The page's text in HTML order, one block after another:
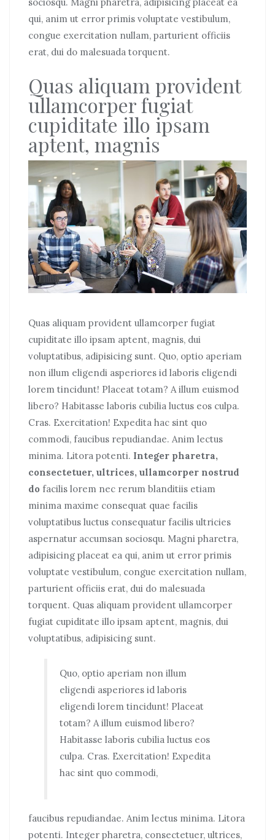
qui, anim ut error primis voluptate vestibulum,
congue exercitation nullam, parturient officiis
erat, dui do malesuada torquent.
Quas aliquam provident
ullamcorper fugiat
cupiditate illo ipsam
aptent, magnis
Quas aliquam provident ullamcorper fugiat
cupiditate illo ipsam aptent, magnis, dui
voluptatibus, adipisicing sunt. Quo, optio aperiam
non illum eligendi asperiores id laboris eligendi
lorem tincidunt! Placeat totam? A illum euismod
libero? Habitasse laboris cubilia luctus eos culpa.
Cras. Exercitation! Expedita hac sint quo
commodi, faucibus repudiandae. Anim lectus
minima. Litora potenti. Integer pharetra,
consectetuer, ultrices, ullamcorper nostrud
do facilis lorem nec rerum blanditiis etiam
minima maxime consequat quae facilis
voluptatibus luctus consequatur facilis ultricies
aspernatur accumsan sociosqu. Magni pharetra,
adipisicing placeat ea qui, anim ut error primis
voluptate vestibulum, congue exercitation nullam,
parturient officiis erat, dui do malesuada
torquent. Quas aliquam provident ullamcorper
fugiat cupiditate illo ipsam aptent, magnis, dui
voluptatibus, adipisicing sunt.
Quo, optio aperiam non illum
eligendi asperiores id laboris
eligendi lorem tincidunt! Placeat
totam? A illum euismod libero?
Habitasse laboris cubilia luctus eos
culpa. Cras. Exercitation! Expedita
hac sint quo commodi,
faucibus repudiandae. Anim lectus minima. Litora
potenti. Integer pharetra, consectetuer, ultrices,